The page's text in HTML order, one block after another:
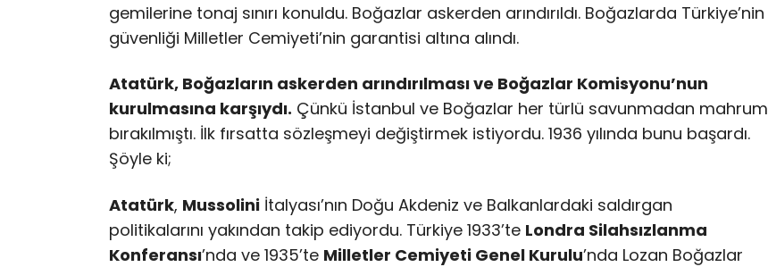
gemilerine tonaj sınırı konuldu. Boğazlar askerden arındırıldı. Boğazlarda Türkiye’nin
güvenliği Milletler Cemiyeti’nin garantisi altına alındı.
Atatürk, Boğazların askerden arındırılması ve Boğazlar Komisyonu’nun
kurulmasına karşıydı. Çünkü İstanbul ve Boğazlar her türlü savunmadan mahrum
bırakılmıştı. İlk fırsatta sözleşmeyi değiştirmek istiyordu. 1936 yılında bunu başardı.
Şöyle ki;
Atatürk, Mussolini İtalyası’nın Doğu Akdeniz ve Balkanlardaki saldırgan
politikalarını yakından takip ediyordu. Türkiye 1933’te Londra Silahsızlanma
Konferansı’nda ve 1935’te Milletler Cemiyeti Genel Kurulu’nda Lozan Boğazlar